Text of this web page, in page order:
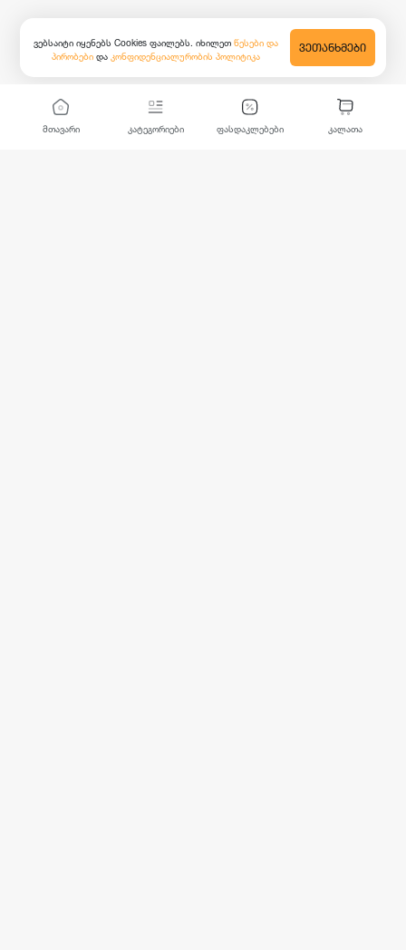
მთავარი კატეგორიები ფასდაკლებები კალათა
ვებსაიტი იყენებს Cookies ფაილებს. იხილეთ წესები და
პირობები და კონფიდენციალურობის პოლიტიკა
ᲕᲔᲗᲐᲜᲮᲛᲔᲑᲘ